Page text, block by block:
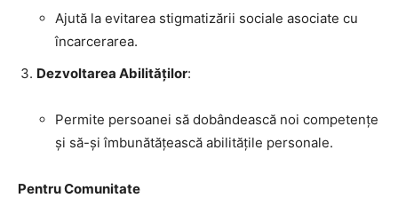
Ajută la evitarea stigmatizării sociale asociate cu
încarcerarea.
Dezvoltarea Abilităților:
Permite persoanei să dobândească noi competențe
și să-și îmbunătățească abilitățile personale.
Pentru Comunitate